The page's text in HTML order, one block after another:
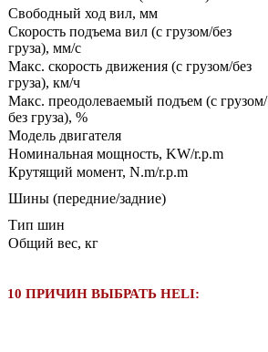
Свободный ход вил, мм
Скорость подъема вил (с грузом/без
груза), мм/с
Макс. скорость движения (с грузом/без
груза), км/ч
Макс. преодолеваемый подъем (с грузом/
без груза), %
Модель двигателя
Номинальная мощность, KW/r.p.m
Крутящий момент, N.m/r.p.m
Шины (передние/задние)
Тип шин
Общий вес, кг
10 ПРИЧИН ВЫБРАТЬ HELI: